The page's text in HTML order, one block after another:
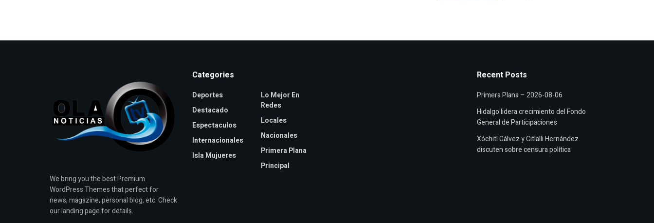
We bring you the best Premium
WordPress Themes that perfect for
news, magazine, personal blog, etc. Check
our landing page for details.
Categories
Deportes
Destacado
Espectaculos
Internacionales
Isla Mujueres
Lo Mejor En
Redes
Locales
Nacionales
Primera Plana
Principal
Recent Posts
Primera Plana – 2026-08-06
Hidalgo lidera crecimiento del Fondo
General de Participaciones
Xóchitl Gálvez y Citlalli Hernández
discuten sobre censura política